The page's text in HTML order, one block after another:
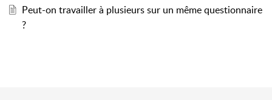
Peut-on travailler à plusieurs sur un même questionnaire
?